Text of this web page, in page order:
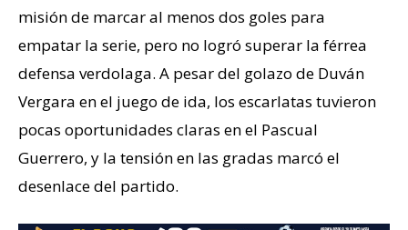
misión de marcar al menos dos goles para
empatar la serie, pero no logró superar la férrea
defensa verdolaga. A pesar del golazo de Duván
Vergara en el juego de ida, los escarlatas tuvieron
pocas oportunidades claras en el Pascual
Guerrero, y la tensión en las gradas marcó el
desenlace del partido.